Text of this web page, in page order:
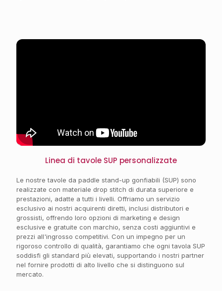
Linea di tavole SUP personalizzate
Le nostre tavole da paddle stand-up gonfiabili (SUP) sono
realizzate con materiale drop stitch di durata superiore e
prestazioni, adatte a tutti i livelli. Offriamo un servizio
esclusivo ai nostri acquirenti diretti, inclusi distributori e
grossisti, offrendo loro opzioni di marketing e design
esclusive e gratuite con marchio, senza costi aggiuntivi e
prezzi all'ingrosso competitivi. Con un impegno per un
rigoroso controllo di qualità, garantiamo che ogni tavola SUP
soddisfi gli standard più elevati, supportando i nostri partner
nel fornire prodotti di alto livello che si distinguono sul
mercato.